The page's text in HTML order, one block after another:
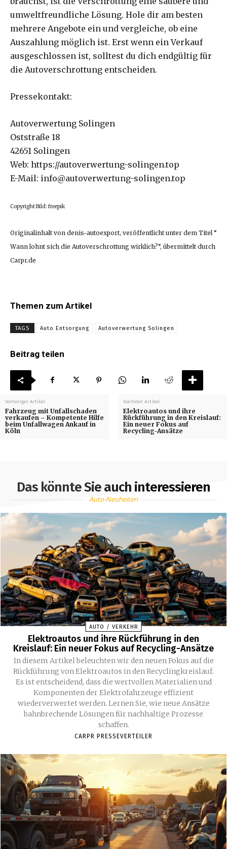
umweltfreundliche Lösung. Hole dir am besten
mehrere Angebote ein und vergleiche, ob eine
Auszahlung möglich ist. Erst wenn ein Verkauf
ausgeschlossen ist, solltest du dich endgültig für
die Autoverschrottung entscheiden.
Pressekontakt:
Autoverwertung Solingen
Oststraße 18
42651 Solingen
Web: https://autoverwertung-solingen.top
E-Mail: info@autoverwertung-solingen.top
Copyright Bild: freepik
Originalinhalt von denis-autoexport, veröffentlicht unter dem Titel “
Wann lohnt sich die Autoverschrottung wirklich?“, übermittelt durch
Carpr.de
Themen zum Artikel
TAGS Auto Entsorgung Autoverwertung Solingen
Beitrag teilen
Vorheriger Artikel
Fahrzeug mit Unfallschaden
verkaufen – Kompetente Hilfe
beim Unfallwagen Ankauf in
Köln
Nächster Artikel
Elektroautos und ihre
Rückführung in den Kreislauf:
Ein neuer Fokus auf
Recycling-Ansätze
Das könnte Sie auch interessieren
Auto-Neuheiten
AUTO / VERKEHR
Elektroautos und ihre Rückführung in den
Kreislauf: Ein neuer Fokus auf Recycling-Ansätze
In diesem Artikel beleuchten wir den neuen Fokus auf die
Rückführung von Elektroautos in den Recyclingkreislauf.
Es ist entscheidend, dass die wertvollen Materialien und
Komponenten der Elektrofahrzeuge effizient
wiederverwertet werden. Lernen Sie, wie neue Ansätze
bahnbrechende Lösungen für nachhaltige Prozesse
schaffen.
CARPR PRESSEVERTEILER